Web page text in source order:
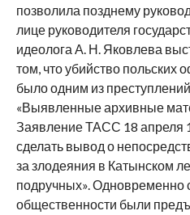
позволила позднему
лице руководителя
идеолога А. Н. Яковлева
том, что убийство польских
было одним из
«Выявленные архивные
Заявление ТАСС 18 апреля
сделать вывод о
за злодеяния в Катынском
подручных». Одновременно
общественности были